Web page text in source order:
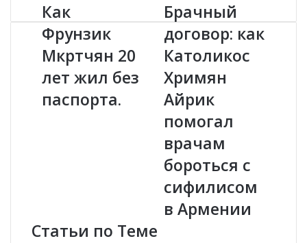
К
а
к
Ф
р
у
н
з
н
Как
Фрунзик
Мкртчян 20
лет жил без
паспорта.
Б
р
а
ч
н
ы
й
д
о
о
в
р
:
Брачный
договор: как
Католикос
Хримян
Айрик
помогал
врачам
бороться с
сифилисом
в Армении
Статьи по Теме